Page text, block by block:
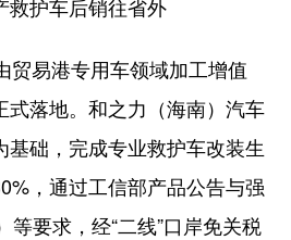
护车后销往省外
易港专用车领域加工增值
式落地。和之力（海南）汽车
础，完成专业救护车改装生
，通过工信部产品公告与强
要求，经“二线”口岸免关税